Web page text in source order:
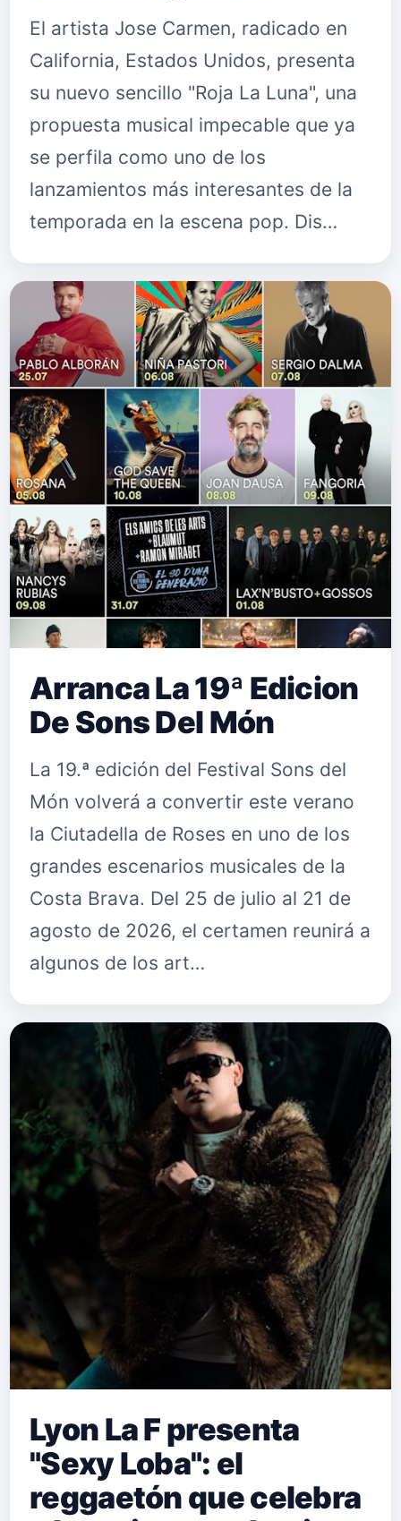
El artista Jose Carmen, radicado en
California, Estados Unidos, presenta
su nuevo sencillo "Roja La Luna", una
propuesta musical impecable que ya
se perfila como uno de los
lanzamientos más interesantes de la
temporada en la escena pop. Dis…
Arranca La 19ª Edicion
De Sons Del Món
La 19.ª edición del Festival Sons del
Món volverá a convertir este verano
la Ciutadella de Roses en uno de los
grandes escenarios musicales de la
Costa Brava. Del 25 de julio al 21 de
agosto de 2026, el certamen reunirá a
algunos de los art…
Lyon La F presenta
"Sexy Loba": el
reggaetón que celebra